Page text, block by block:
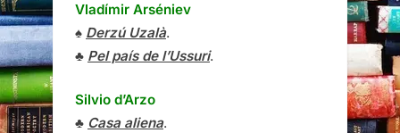
Vladímir Arséniev
♠ Derzú Uzalà.
♣ Pel país de l’Ussuri.
Silvio d’Arzo
♣ Casa aliena.